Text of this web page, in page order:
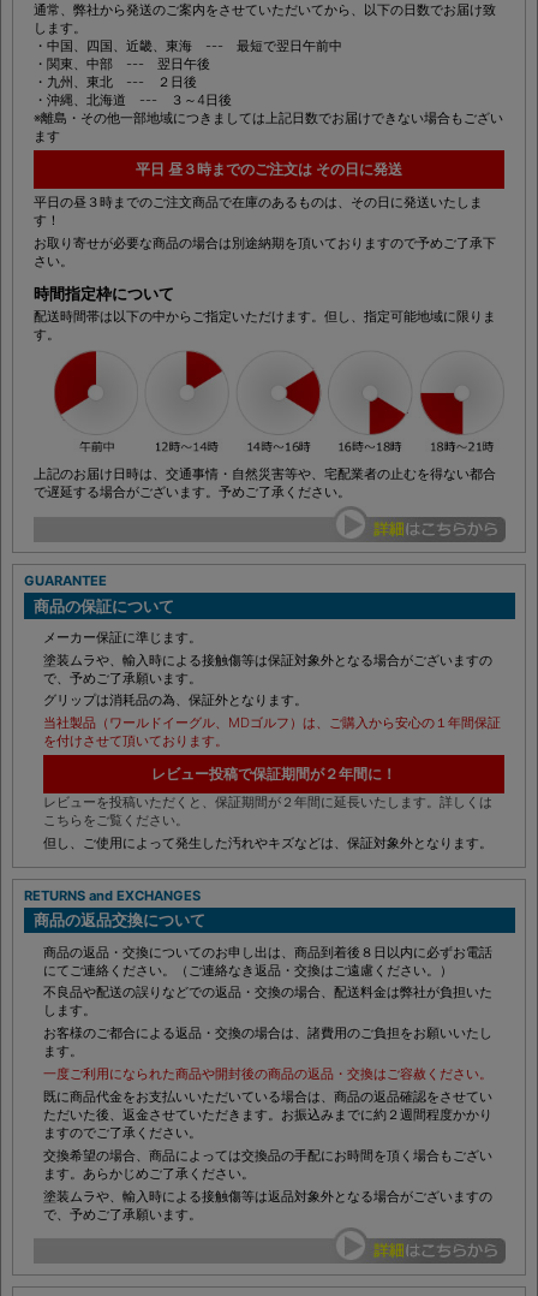
お届け日数について
通常、弊社から発送のご案内をさせていただいてから、以下の日数でお届け致
します。
・中国、四国、近畿、東海 --- 最短で翌日午前中
・関東、中部 --- 翌日午後
・九州、東北 --- ２日後
・沖縄、北海道 --- ３～4日後
※離島・その他一部地域につきましては上記日数でお届けできない場合もござい
平日 昼３時までのご注文は その日に発送
平日の昼３時までのご注文商品で在庫のあるものは、その日に発送いたしま
す！
お取り寄せが必要な商品の場合は別途納期を頂いておりますので予めご了承下
さい。
時間指定枠について
配送時間帯は以下の中からご指定いただけます。但し、指定可能地域に限りま
上記のお届け日時は、交通事情・自然災害等や、宅配業者の止むを得ない都合
で遅延する場合がございます。予めご了承ください。
GUARANTEE
商品の保証について
メーカー保証に準じます。
塗装ムラや、輸入時による接触傷等は保証対象外となる場合がございますの
で、予めご了承願います。
グリップは消耗品の為、保証外となります。
当社製品（ワールドイーグル、MDゴルフ）は、ご購入から安心の１年間保証
を付けさせて頂いております。
レビュー投稿で保証期間が２年間に！
レビューを投稿いただくと、保証期間が２年間に延長いたします。詳しくは
こちらをご覧ください。
但し、ご使用によって発生した汚れやキズなどは、保証対象外となります。
RETURNS and EXCHANGES
商品の返品交換について
商品の返品・交換についてのお申し出は、商品到着後８日以内に必ずお電話
にてご連絡ください。（ご連絡なき返品・交換はご遠慮ください。）
不良品や配送の誤りなどでの返品・交換の場合、配送料金は弊社が負担いた
します。
お客様のご都合による返品・交換の場合は、諸費用のご負担をお願いいたし
ます。
一度ご利用になられた商品や開封後の商品の返品・交換はご容赦ください。
既に商品代金をお支払いいただいている場合は、商品の返品確認をさせてい
ただいた後、返金させていただきます。お振込みまでに約２週間程度かかり
ますのでご了承ください。
交換希望の場合、商品によっては交換品の手配にお時間を頂く場合もござい
ます。あらかじめご了承ください。
塗装ムラや、輸入時による接触傷等は返品対象外となる場合がございますの
で、予めご了承願います。